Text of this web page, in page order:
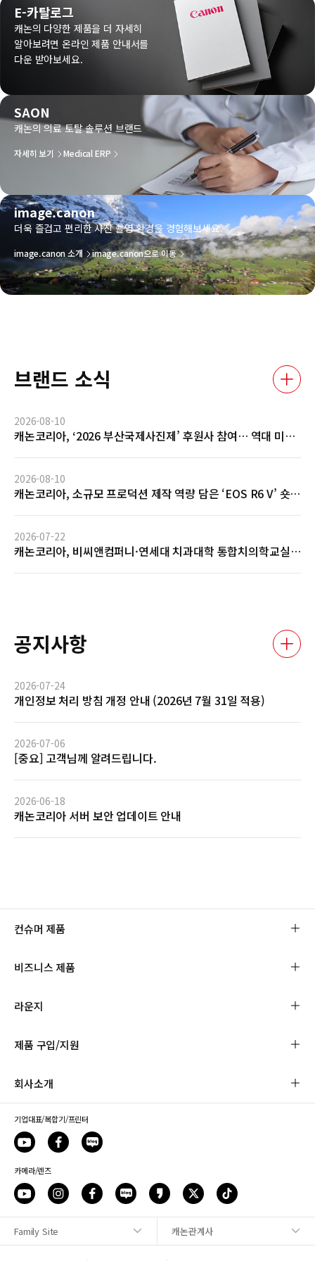
E-카탈로그
캐논의 다양한 제품을 더 자세히
알아보려면 온라인 제품 안내서를
다운 받아보세요.
SAON
캐논의 의료 토탈 솔루션 브랜드
자세히 보기 Medical ERP
image.canon
더욱 즐겁고 편리한 사진 촬영 환경을 경험해보세요.
image.canon 소개 image.canon으로 이동
브랜드 소식
2026-08-10
캐논코리아, ‘2026 부산국제사진제’ 후원사 참여… 역대 미래
2026-08-10
캐논코리아, 소규모 프로덕션 제작 역량 담은 ‘EOS R6 V’ 숏필
2026-07-22
캐논코리아, 비씨앤컴퍼니·연세대 치과대학 통합치의학교실
공지사항
2026-07-24
개인정보 처리 방침 개정 안내 (2026년 7월 31일 적용)
2026-07-06
[중요] 고객님께 알려드립니다.
2026-06-18
캐논코리아 서버 보안 업데이트 안내
사이트맵
컨슈머 제품
비즈니스 제품
라운지
제품 구입/지원
회사소개
기업대표/복합기/프린터
카메라/렌즈
Family Site 캐논관계사